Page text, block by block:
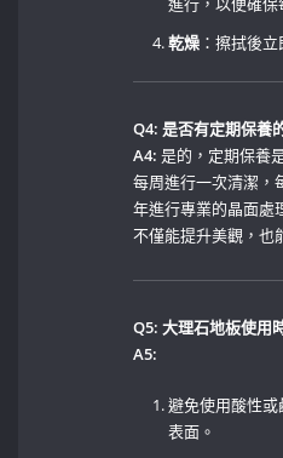
乾燥 ：擦拭後
Q4: 是否有定期保養
A4: 是的，定期保養
每周進行一次清潔，
年進行專業的晶面處
不僅能提升美觀，也
Q5: 大理石地板使用
A5:
避免使用酸性
表面。